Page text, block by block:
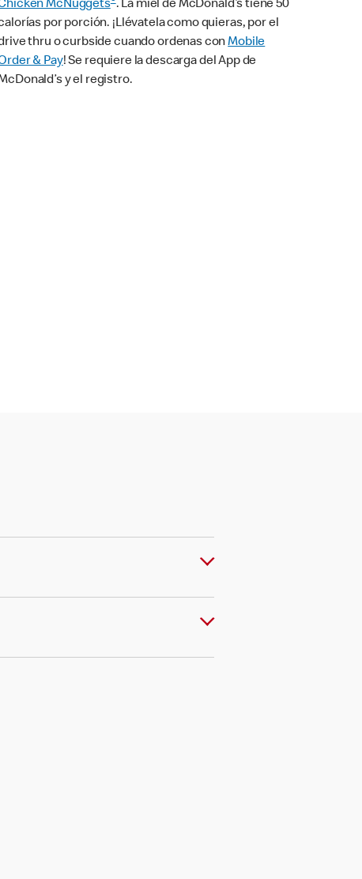
McNuggets . La miel de McDonald’s tiene 50
por porción. ¡Llévatela como quieras, por el
thru o curbside cuando ordenas conMobile
& Pay! Se requiere la descarga del App de
y el registro.